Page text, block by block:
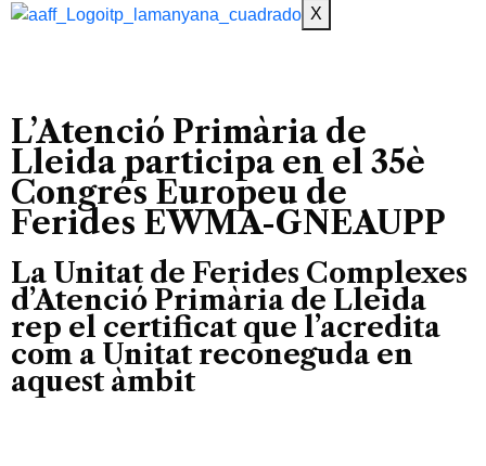
X
L’Atenció Primària de
Lleida participa en el 35è
Congrés Europeu de
Ferides EWMA-GNEAUPP
La Unitat de Ferides Complexes
d’Atenció Primària de Lleida
rep el certificat que l’acredita
com a Unitat reconeguda en
aquest àmbit